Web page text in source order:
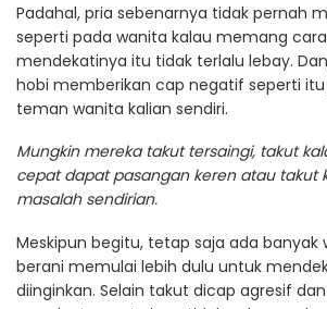
Padahal, pria sebenarnya tidak pernah
seperti pada wanita kalau memang
mendekatinya itu tidak terlalu lebay.
hobi memberikan cap negatif seperti
teman wanita kalian sendiri.
Mungkin mereka takut tersaingi, takut
cepat dapat pasangan keren atau takut
masalah sendirian.
Meskipun begitu, tetap saja ada banyak
berani memulai lebih dulu untuk
diinginkan. Selain takut dicap agresif